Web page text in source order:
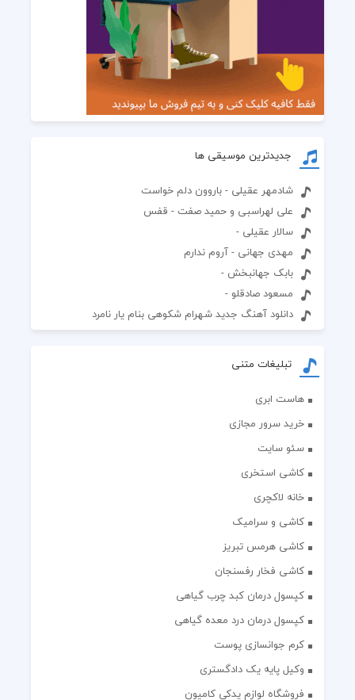
جدیدترین موسیقی ها
شادمهر عقیلی - باروون دلم خواست
علی لهراسبی و حمید صفت - قفس
سالار عقیلی -
مهدی جهانی - آروم ندارم
بابک جهانبخش -
مسعود صادقلو -
دانلود آهنگ جدید شهرام شکوهی بنام یار نامرد
تبلیغات متنی
هاست ابری
خرید سرور مجازی
سئو سایت
کاشی استخری
خانه لاکچری
کاشی و سرامیک
کاشی هرمس تبریز
کاشی فخار رفسنجان
کپسول درمان کبد چرب گیاهی
کپسول درمان درد معده گیاهی
کرم جوانسازی پوست
وکیل پایه یک دادگستری
فروشگاه لوازم یدکی کامیون